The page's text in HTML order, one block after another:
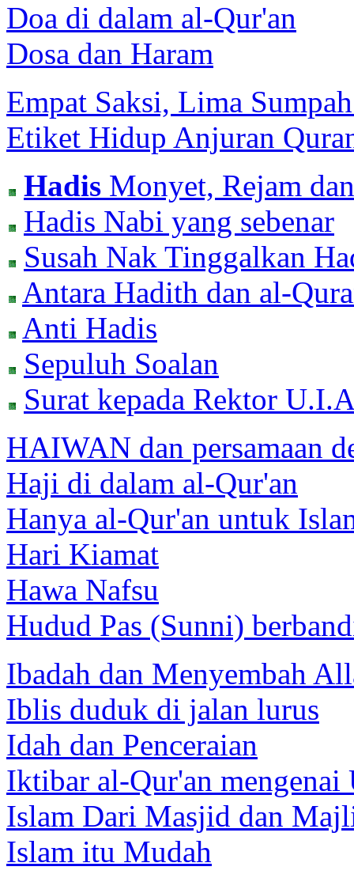
Doa di dalam al-Qur'an
Dosa dan Haram
Empat Saksi, Lima
Etiket Hidup Anjuran
Hadis Monyet, Rejam
Hadis Nabi yang sebenar
Susah Nak Tinggalkan
Antara Hadith dan al-
Anti Hadis
Sepuluh Soalan
Surat kepada Rektor
HAIWAN dan persamaan
Haji di dalam al-Qur'an
Hanya al-Qur'an untuk
Hari Kiamat
Hawa Nafsu
Hudud Pas (Sunni)
Ibadah dan Menyembah
Iblis duduk di jalan lurus
Idah dan Penceraian
Iktibar al-Qur'an mengenai
Islam Dari Masjid dan
Islam itu Mudah